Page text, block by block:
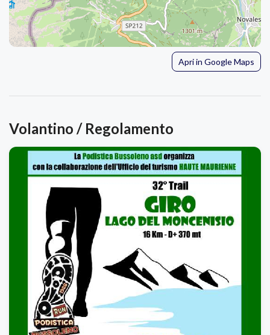
Apri in Google Maps
Volantino / Regolamento